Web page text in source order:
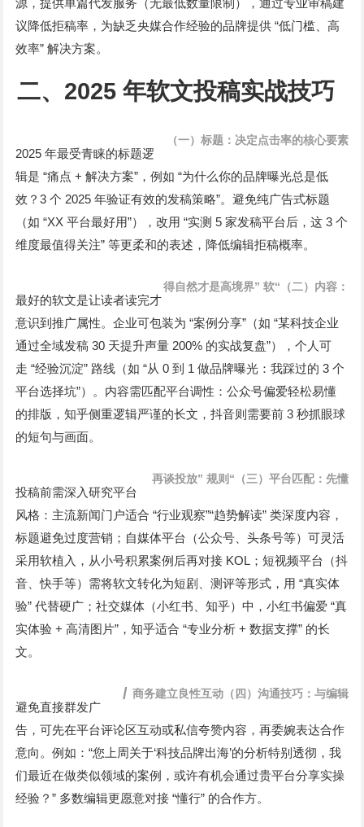
源，提供单篇代发服务（无最低数量限制），通过专业审稿建
议降低拒稿率，为缺乏央媒合作经验的品牌提供“低门槛、高
效率”解决方案。
二、 2025年软文投稿实战技巧
（一）标题：决定点击率的核心要素
2025年最受青睐的标题逻
辑是“痛点+解决方案” ，例如“为什么你的品牌曝光总是低
效？3个 2025年验证有效的发稿策略”。避免纯广告式标题
（如“XX平台最好用”），改用“实测5家发稿平台后，这3个
维度最值得关注”等更柔和的表述，降低编辑拒稿概率。
（二）内容：
“
软
”
得自然才是高境界
最好的软文是让读者读完才
意识到推广属性。企业可包装为 “案例分享” （如“某科技企业
通过全域发稿30 天提升声量 200% 的实战复盘”），个人可
走“经验沉淀” 路线（如“从0到 1做品牌曝光：我踩过的3个
平台选择坑”）。内容需匹配平台调性：公众号偏爱轻松易懂
的排版，知乎侧重逻辑严谨的长文，抖音则需要前3秒抓眼球
的短句与画面。
（三）平台匹配：先懂
“
规则
”
再谈投放
投稿前需深入研究平台
风格：主流新闻门户适合 “行业观察”“趋势解读”类深度内容，
标题避免过度营销；自媒体平台（公众号、头条号等）可灵活
采用软植入，从小号积累案例后再对接 KOL ；短视频平台（抖
音、快手等）需将软文转化为短剧、测评等形式，用“真实体
验”代替硬广；社交媒体（小红书、知乎）中，小红书偏爱“真
实体验+高清图片” ，知乎适合“专业分析+数据支撑” 的长
文。
（四）沟通技巧：与编辑
/ 商务建立良性互动
避免直接群发广
告，可先在平台评论区互动或私信夸赞内容，再委婉表达合作
意向。例如：“您上周关于‘科技品牌出海’的分析特别透彻，我
们最近在做类似领域的案例，或许有机会通过贵平台分享实操
经验？” 多数编辑更愿意对接“懂行” 的合作方。